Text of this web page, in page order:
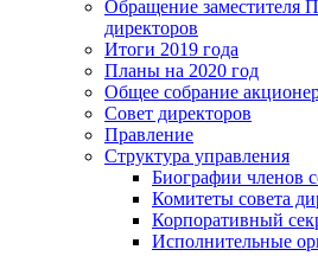
Обращение заместителя
директоров
Итоги 2019 года
Планы на 2020 год
Общее собрание
Совет директоров
Правление
Структура управления
Биографии членов
Комитеты совета
Корпоративный
Исполнительные